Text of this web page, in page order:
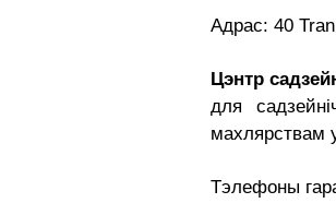
Адрас: 40
Цэнтр
для
махлярствам
Тэлефоны